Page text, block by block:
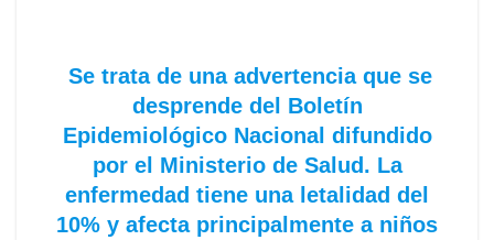
Se trata de una advertencia que se
desprende del Boletín
Epidemiológico Nacional difundido
por el Ministerio de Salud. La
enfermedad tiene una letalidad del
10% y afecta principalmente a niños